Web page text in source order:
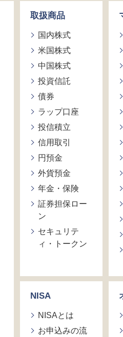
取扱商品
国内株式
米国株式
中国株式
投資信託
債券
ラップ口座
投信積立
信用取引
円預金
外貨預金
年金・保険
証券担保ロー
ン
セキュリテ
ィ・トークン
NISA
NISAとは
お申込みの流